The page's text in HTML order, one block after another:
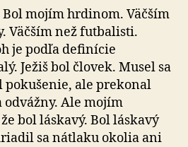
Bol mojím hrdinom. Väčším
Väčším než futbalisti.
je podľa definície
Ježiš bol človek. Musel sa
pokušenie, ale prekonal
odvážny. Ale mojím
bol láskavý. Bol láskavý
sa nátlaku okolia ani